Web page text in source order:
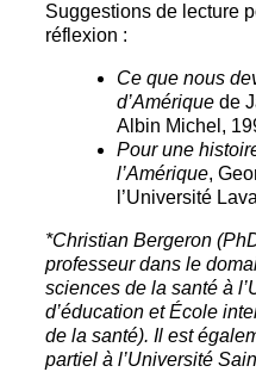
Suggestions de lecture
réflexion :
Ce que nous
d’Amérique de
Albin Michel,
Pour une
l’Amérique,
l’Université
*Christian Bergeron
professeur dans le
sciences de la santé à
d’éducation et École
de la santé). Il est
partiel à l’Université